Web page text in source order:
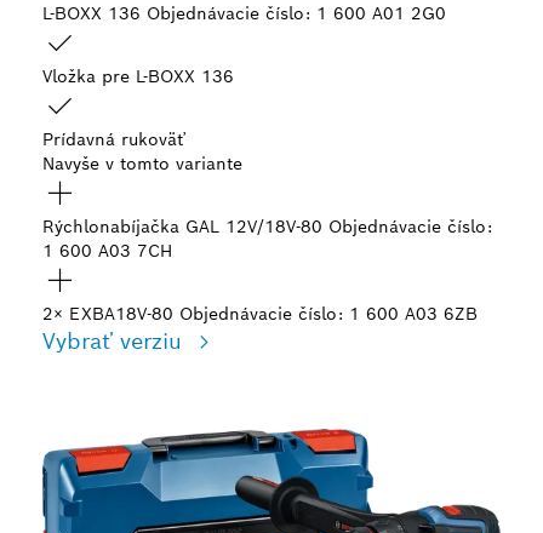
L-BOXX 136 Objednávacie číslo: 1 600 A01 2G0
Vložka pre L-BOXX 136
Prídavná rukoväť
Navyše v tomto variante
Rýchlonabíjačka GAL 12V/18V-80 Objednávacie číslo:
1 600 A03 7CH
2× EXBA18V-80 Objednávacie číslo: 1 600 A03 6ZB
Vybrať verziu